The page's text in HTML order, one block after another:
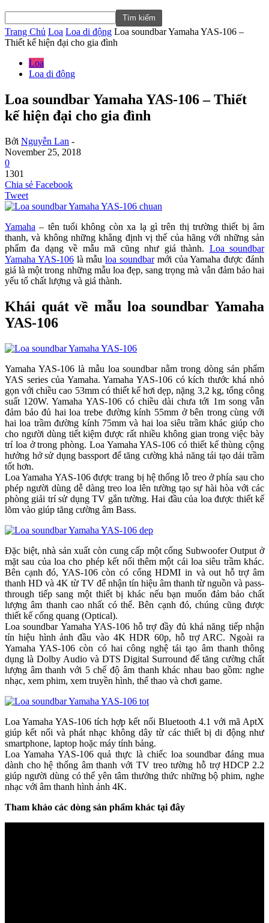
Trang Chủ Loa Loa di động Loa soundbar Yamaha YAS-106 –
Thiết kế hiện đại cho gia đình
Loa
Loa di động
Loa soundbar Yamaha YAS-106 – Thiết
kế hiện đại cho gia đình
Bởi Nguyễn Lan -
November 25, 2018
0
1301
Chia sẻ Facebook
Tweet
Yamaha – tên tuổi không còn xa lạ gì trên thị trường thiết bị âm
thanh, và không những khẳng định vị thế của hãng với những sản
phẩm đa dạng về mẫu mã cũng như giá thành. Loa soundbar
Yamaha YAS-106là mẫuloa soundbarmới của Yamaha được đánh
giá là một trong những mẫu loa đẹp, sang trọng mà vẫn đảm bảo hai
yếu tố chất lượng và giá thành.
Khái quát về mẫu loa soundbar Yamaha
YAS-106
Yamaha YAS-106 là mẫu loa soundbar nằm trong dòng sản phẩm
YAS series của Yamaha. Yamaha YAS-106 có kích thước khá nhỏ
gọn với chiều cao 53mm có thiết kế hơi dẹp, nặng 3,2 kg, tổng công
suất 120W. Yamaha YAS-106 có chiều dài chưa tới 1m song vẫn
đảm bảo đủ hai loa trebe đường kính 55mm ở bên trong cùng với
hai loa trầm đường kính 75mm và hai loa siêu trầm khác giúp cho
cho người dùng tiết kiệm được rất nhiều không gian trong việc bày
trí loa ở trong phòng. Loa Yamaha YAS-106 có thiết kế thùng cộng
hưởng hở sử dụng bassport để tăng cường khả năng tái tạo dải trầm
tốt hơn.
Loa Yamaha YAS-106 được trang bị hệ thống lỗ treo ở phía sau cho
phép người dùng dễ dàng treo loa lên tường tạo sự hài hòa với các
phòng giải trí sử dụng TV gắn tường. Hai đầu của loa được thiết kế
lõm vào giúp tăng cường âm Bass.
Đặc biệt, nhà sản xuất còn cung cấp một cổng Subwoofer Output ở
mặt sau của loa cho phép kết nối thêm một cái loa siêu trầm khác.
Bên cạnh đó, YAS-106 còn có cổng HDMI in và out hỗ trợ âm
thanh HD và 4K từ TV để nhận tín hiệu âm thanh từ nguồn và pass-
through tiếp sang một thiết bị khác nếu bạn muốn đảm bảo chất
lượng âm thanh cao nhất có thể. Bên cạnh đó, chúng cũng được
thiết kế cổng quang (Optical).
Loa soundbar Yamaha YAS-106 hỗ trợ đầy đủ khả năng tiếp nhận
tín hiệu hình ảnh đầu vào 4K HDR 60p, hỗ trợ ARC. Ngoài ra
Yamaha YAS-106 còn có hai công nghệ tái tạo âm thanh thông
dụng là Dolby Audio và DTS Digital Surround để tăng cường chất
lượng âm thanh với 5 chế độ âm thanh khác nhau bao gồm: nghe
nhạc, xem phim, xem truyền hình, thể thao và chơi game.
Loa Yamaha YAS-106 tích hợp kết nối Bluetooth 4.1 với mã AptX
giúp kết nối và phát nhạc không dây từ các thiết bị di động như
smartphone, laptop hoặc máy tính bảng.
Loa Yamaha YAS-106 quả thực là chiếc loa soundbar đáng mua
dành cho hệ thống âm thanh với TV treo tường hỗ trợ HDCP 2.2
giúp người dùng có thể yên tâm thưởng thức những bộ phim, nghe
nhạc với âm thanh hình ảnh 4K.
Tham khảo các dòng sản phẩm khác tại đây